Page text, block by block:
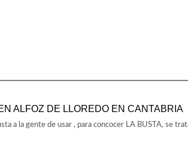
ALFOZ DE LLOREDO EN CANTABRIA
a la gente de usar , para concocer LA BUSTA, se